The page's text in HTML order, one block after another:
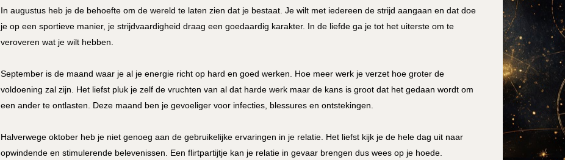
In augustus heb je de behoefte om de wereld te laten zien dat je bestaat. Je wilt met iedereen de strijd aangaan en dat doe
je op een sportieve manier, je strijdvaardigheid draag een goedaardig karakter. In de liefde ga je tot het uiterste om te
veroveren wat je wilt hebben.
September is de maand waar je al je energie richt op hard en goed werken. Hoe meer werk je verzet hoe groter de
voldoening zal zijn. Het liefst pluk je zelf de vruchten van al dat harde werk maar de kans is groot dat het gedaan wordt om
een ander te ontlasten. Deze maand ben je gevoeliger voor infecties, blessures en ontstekingen.
Halverwege oktober heb je niet genoeg aan de gebruikelijke ervaringen in je relatie. Het liefst kijk je de hele dag uit naar
opwindende en stimulerende belevenissen. Een flirtpartijtje kan je relatie in gevaar brengen dus wees op je hoede.